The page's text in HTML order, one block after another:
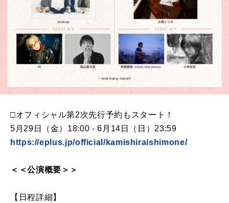
□オフィシャル第2次先行予約もスタート！
5月29日（金）18:00 - 6月14日（日）23:59
https://eplus.jp/official/kamishiraishimone/
＜＜公演概要＞＞
【日程詳細】